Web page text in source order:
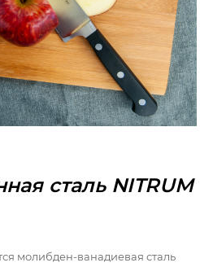
сталь NITRUM
молибден-ванадиевая сталь